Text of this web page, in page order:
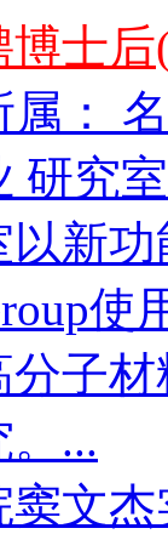
士
属：
研究
新
使
子
...
文